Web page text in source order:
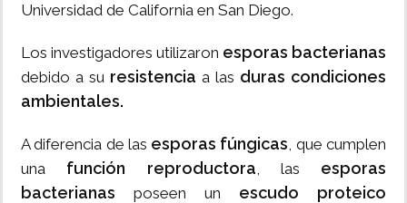
Universidad de California en San Diego.
Los investigadores utilizaron esporas bacterianas
debido a su resistencia a las duras condiciones
ambientales.
A diferencia de las esporas fúngicas, que cumplen
una función reproductora, las esporas
bacterianas poseen un escudo proteico